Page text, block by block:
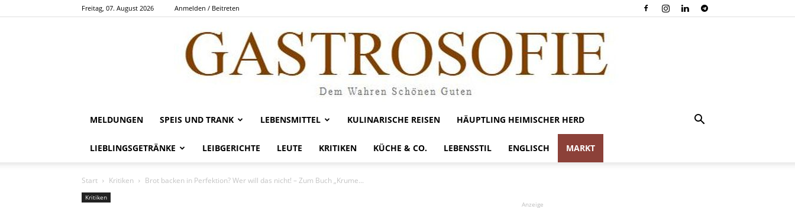
Freitag, 07. August 2026 Anmelden / Beitreten
Gastrosofie
MELDUNGEN SPEIS UND TRANK LEBENSMITTEL KULINARISCHE REISEN HÄUPTLING HEIMISCHER HERD
LIEBLINGSGETRÄNKE LEIBGERICHTE LEUTE KRITIKEN KÜCHE & CO. LEBENSSTIL ENGLISCH MARKT
Start Kritiken Brot backen in Perfektion? Wer will das nicht! – Zum Buch „Krume...
Kritiken
Anzeige